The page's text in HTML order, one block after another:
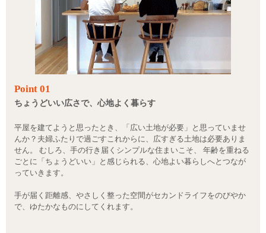
Point 01
ちょうどいい広さで、心地よく暮らす
平屋を建てようと思ったとき、「広い土地が必要」と思っていませ
んか？夫婦ふたりで過ごすこれからに、広すぎる土地は必要ありま
せん。 むしろ、手の行き届くシンプルな住まいこそ、 年齢を重ねる
ごとに「ちょうどいい」と感じられる、心地よい暮らしへとつなが
っていきます。
手が届く距離感、やさしく整った空間がセカンドライフをのびやか
で、ゆたかなものにしてくれます。